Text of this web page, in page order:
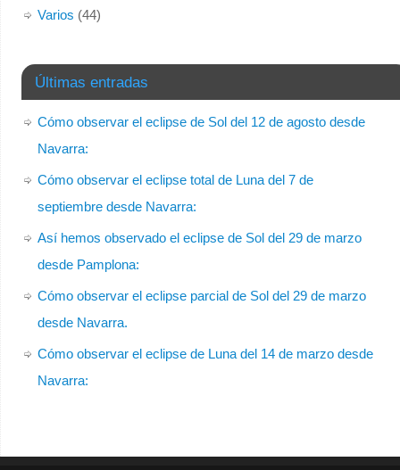
Varios (44)
Últimas entradas
Cómo observar el eclipse de Sol del 12 de agosto desde
Navarra:
Cómo observar el eclipse total de Luna del 7 de
septiembre desde Navarra:
Así hemos observado el eclipse de Sol del 29 de marzo
desde Pamplona:
Cómo observar el eclipse parcial de Sol del 29 de marzo
desde Navarra.
Cómo observar el eclipse de Luna del 14 de marzo desde
Navarra: